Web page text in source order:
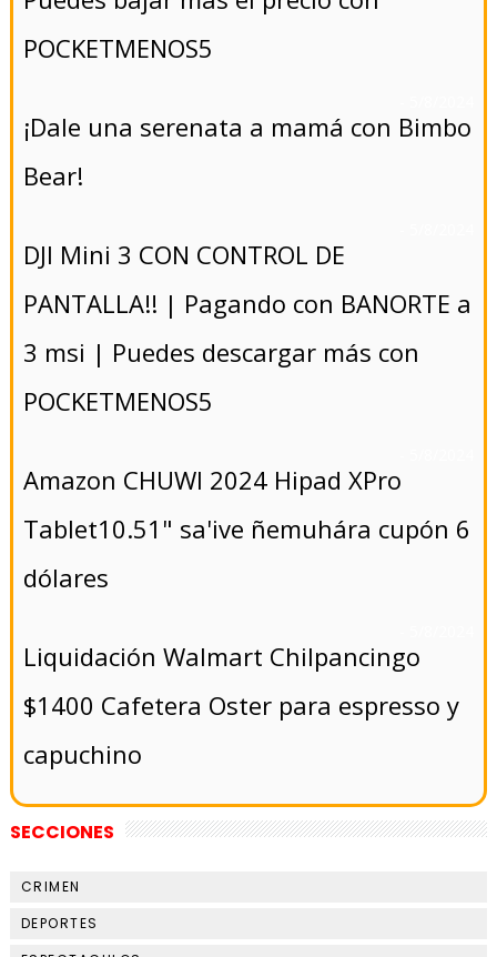
POCKETMENOS5
¡Dale una serenata a mamá con Bimbo
Bear!
DJI Mini 3 CON CONTROL DE
PANTALLA!! | Pagando con BANORTE a
3 msi | Puedes descargar más con
POCKETMENOS5
Amazon CHUWI 2024 Hipad XPro
Tablet10.51" sa'ive ñemuhára cupón 6
dólares
Liquidación Walmart Chilpancingo
$1400 Cafetera Oster para espresso y
capuchino
SECCIONES
CRIMEN
DEPORTES